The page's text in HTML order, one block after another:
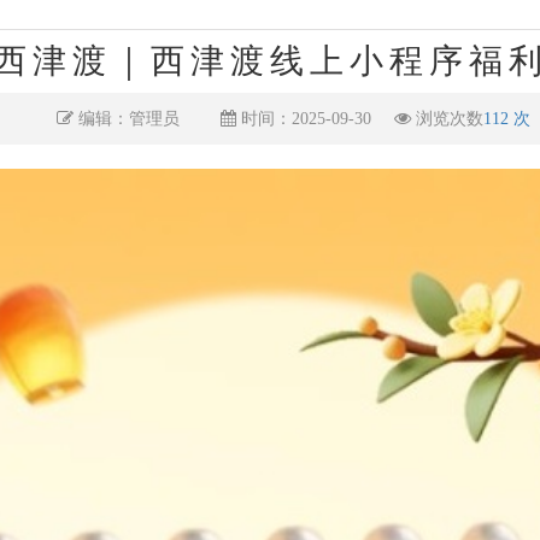
津渡｜西津渡线上小程序福
编辑：管理员 时间：2025-09-30 浏览次数112 次